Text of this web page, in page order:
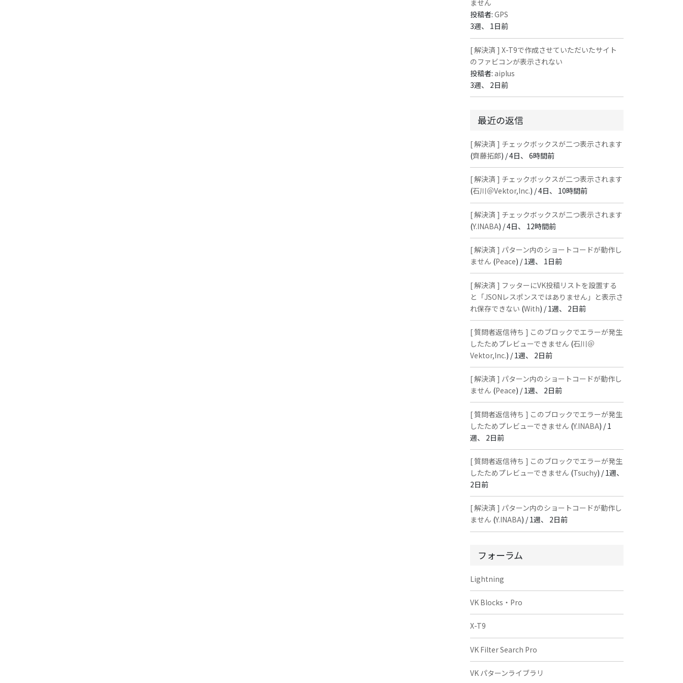
ません
投稿者:GPS
3週、 1日前
[ 解決済 ] X-T9で作成させていただいたサイト
のファビコンが表示されない
投稿者:aiplus
3週、 2日前
最近の返信
[ 解決済 ] チェックボックスが二つ表示されます
(齊藤拓郎) /4日、 6時間前
[ 解決済 ] チェックボックスが二つ表示されます
(石川＠Vektor,Inc.) /4日、 10時間前
[ 解決済 ] チェックボックスが二つ表示されます
(Y.INABA) /4日、 12時間前
[ 解決済 ] パターン内のショートコードが動作し
ません (Peace) /1週、 1日前
[ 解決済 ] フッターにVK投稿リストを設置する
と「JSONレスポンスではありません」と表示さ
れ保存できない (With) /1週、 2日前
[ 質問者返信待ち ] このブロックでエラーが発生
したためプレビューできません (石川＠
Vektor,Inc.) /1週、 2日前
[ 解決済 ] パターン内のショートコードが動作し
ません (Peace) /1週、 2日前
[ 質問者返信待ち ] このブロックでエラーが発生
したためプレビューできません (Y.INABA) /1
週、 2日前
[ 質問者返信待ち ] このブロックでエラーが発生
したためプレビューできません (Tsuchy) /1週、
2日前
[ 解決済 ] パターン内のショートコードが動作し
ません (Y.INABA) /1週、 2日前
フォーラム
Lightning
VK Blocks・Pro
X-T9
VK Filter Search Pro
VK パターンライブラリ